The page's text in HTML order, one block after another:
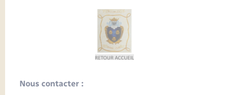
Nous contacter :